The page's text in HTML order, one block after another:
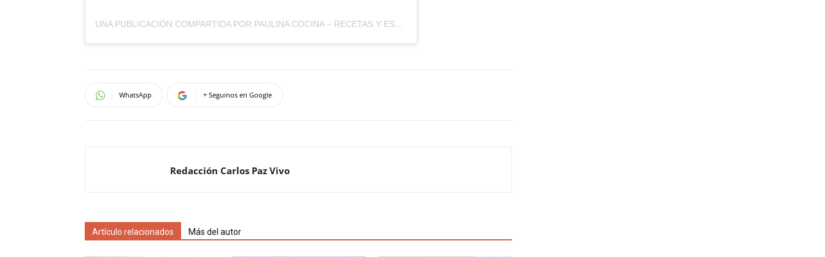
UNA PUBLICACIÓN COMPARTIDA POR PAULINA COCINA – RECETAS Y ESO (@PAULINACOCINA)
WhatsApp + Seguinos en Google
Redacción Carlos Paz Vivo
Artículo relacionados Más del autor